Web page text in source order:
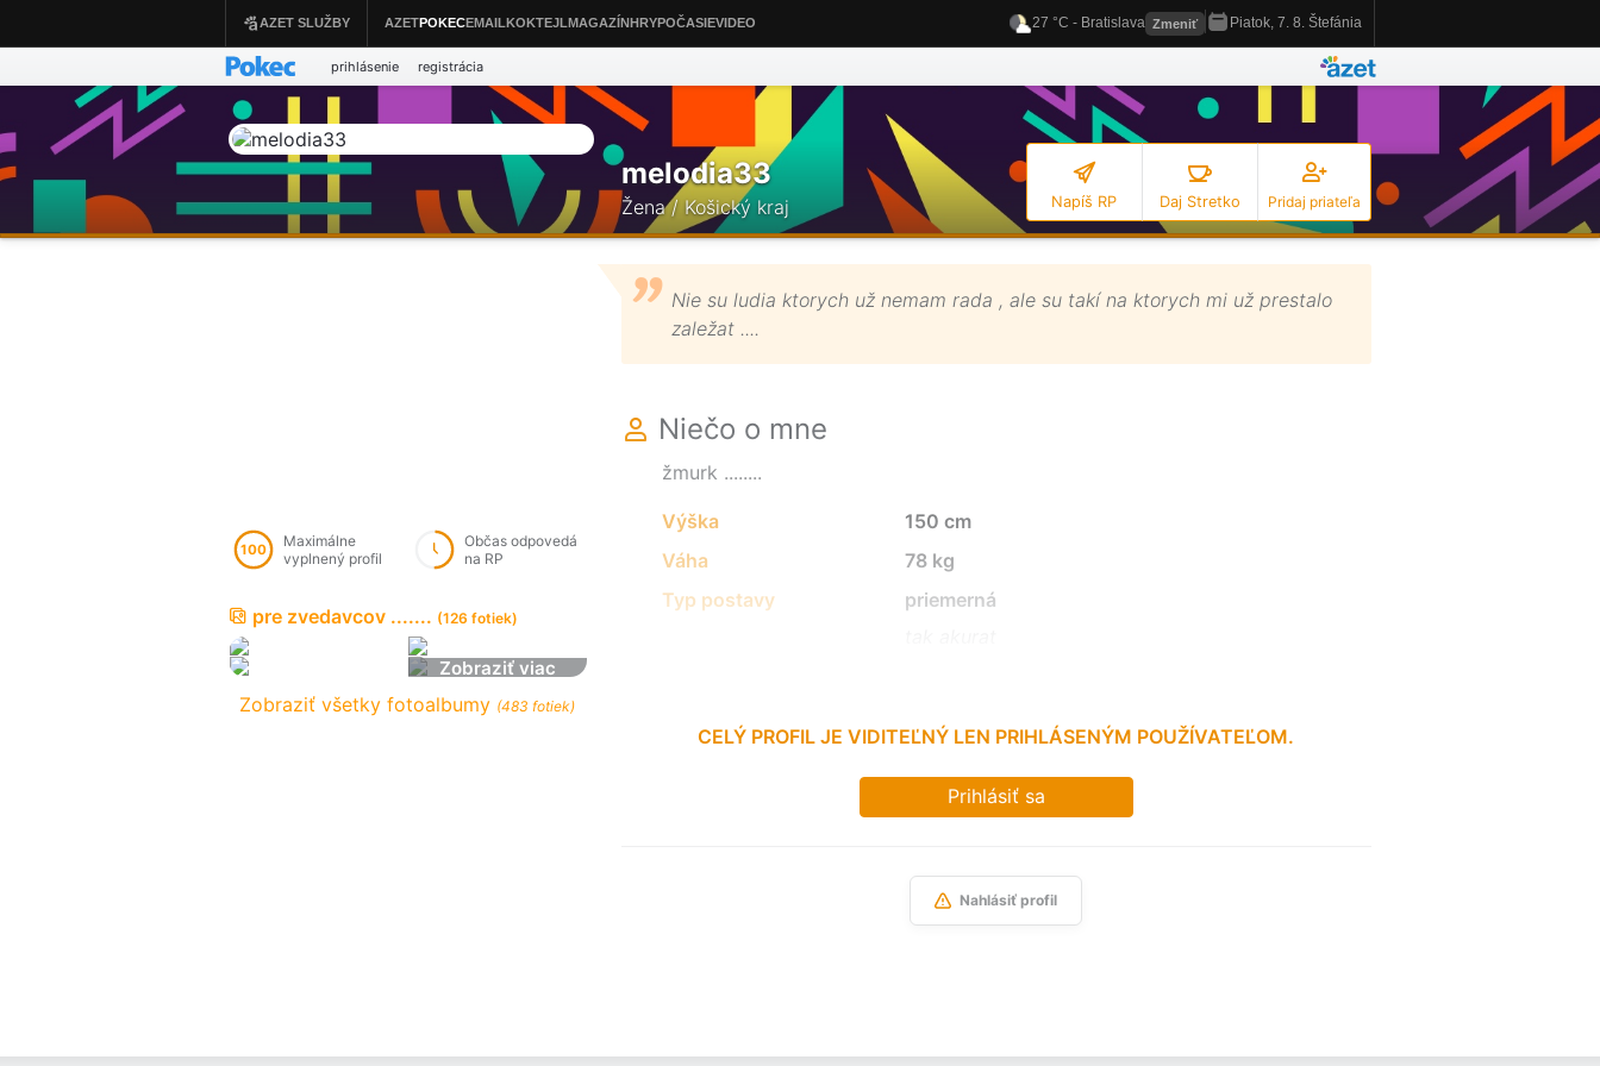
melodia33
Žena / Košický kraj Napíš RP Daj Stretko Pridaj priateľa
100
Maximálne
vyplnený profil
Občas odpovedá
na RP
pre zvedavcov ....... (126 fotiek)
Zobraziť viac
Zobraziť všetky fotoalbumy (483 fotiek)
Nie su ludia ktorych už nemam rada , ale su takí na ktorych mi už prestalo
zaležat ....
Niečo o mne
žmurk ........
Výška
150 cm
Váha
78 kg
Typ postavy
priemerná
CELÝ PROFIL JE VIDITEĽNÝ LEN PRIHLÁSENÝM POUŽÍVATEĽOM.
Prihlásiť sa
Nahlásiť profil
prihlásenie registrácia